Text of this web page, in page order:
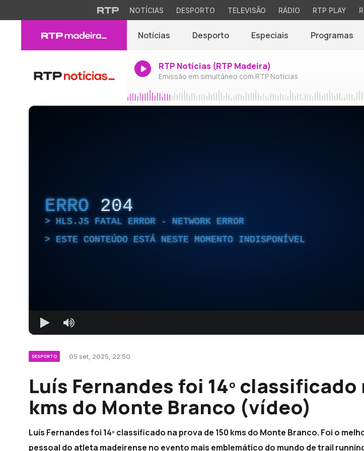
NOTÍCIAS DESPORTO TELEVISÃO RÁDIO RTP PLAY
Notícias Desporto Especiais Programas
RTP Notícias (RTP Madeira)
Emissão em simultâneo com RTP Notícias
ERRO 204
HLS.JS FATAL ERROR - NETWORK ERROR
ESTE CONTEÚDO ESTÁ NESTE MOMENTO INDISPONÍVEL
DESPORTO 05 set, 2025, 22:50
Luís Fernandes foi 14º classificado
kms do Monte Branco (vídeo)
Luís Fernandes foi 14º classificado na prova de 150 kms do Monte Branco. Foi o
pessoal do atleta madeirense no evento mais emblemático do mundo de trail